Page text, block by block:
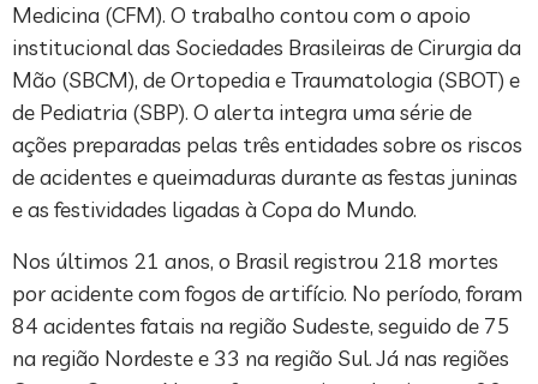
Medicina (CFM). O trabalho contou com o apoio
institucional das Sociedades Brasileiras de Cirurgia da
Mão (SBCM), de Ortopedia e Traumatologia (SBOT) e
de Pediatria (SBP). O alerta integra uma série de
ações preparadas pelas três entidades sobre os riscos
de acidentes e queimaduras durante as festas juninas
e as festividades ligadas à Copa do Mundo.
Nos últimos 21 anos, o Brasil registrou 218 mortes
por acidente com fogos de artifício. No período, foram
84 acidentes fatais na região Sudeste, seguido de 75
na região Nordeste e 33 na região Sul. Já nas regiões